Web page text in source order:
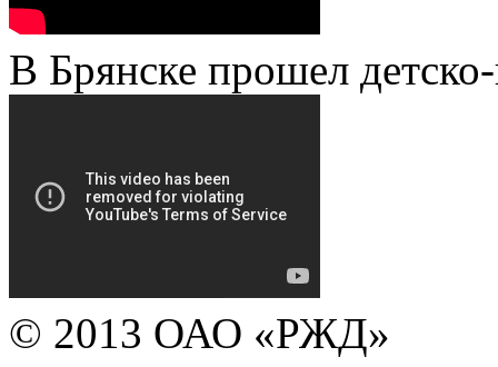
В Брянске прошел
© 2013 ОАО «РЖД»